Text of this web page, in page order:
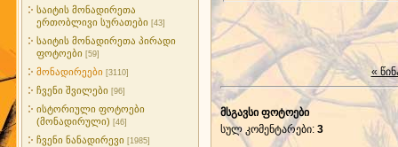
საიტის მონადირეთა
ერთობლივი სურათები [43]
საიტის მონადირეთა პირადი
ფოტოები [59]
მონადირეები [3110]
ჩვენი შვილები [96]
ისტორიული ფოტოები
(მონადირული) [46]
ჩვენი ნანადირევი [1985]
«
მსგავსი ფოტოები
სულ კომენტარები: 3